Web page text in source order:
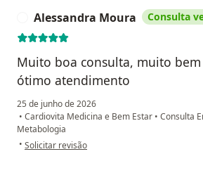
Alessandra Moura Consulta
Muito boa consulta, muito
ótimo atendimento
25 de junho de 2026
• Cardiovita Medicina e Bem Estar • Consulta
Metabologia
• na opinião do utilizador Alessandra Moura
Solicitar revisão